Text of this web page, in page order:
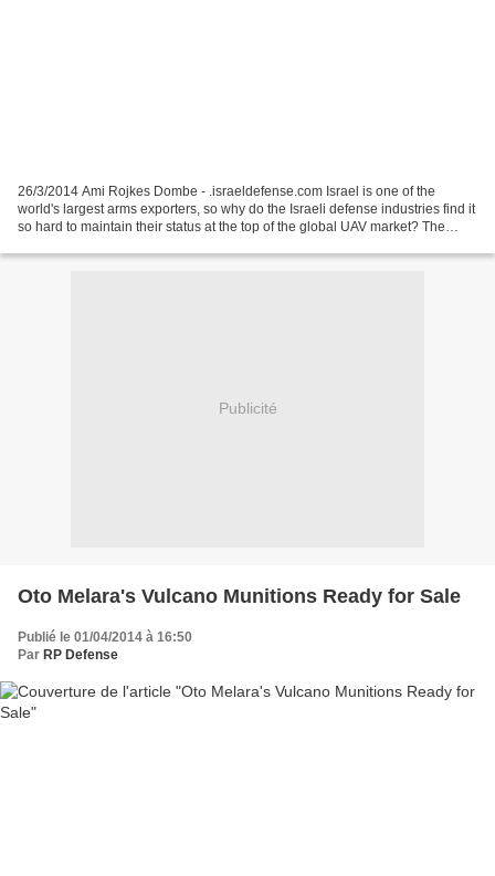
26/3/2014 Ami Rojkes Dombe - .israeldefense.com Israel is one of the
world's largest arms exporters, so why do the Israeli defense industries find it
so hard to maintain their status at the top of the global UAV market? The
Publicité
Oto Melara's Vulcano Munitions Ready for Sale
Publié le 01/04/2014 à 16:50
Par RP Defense